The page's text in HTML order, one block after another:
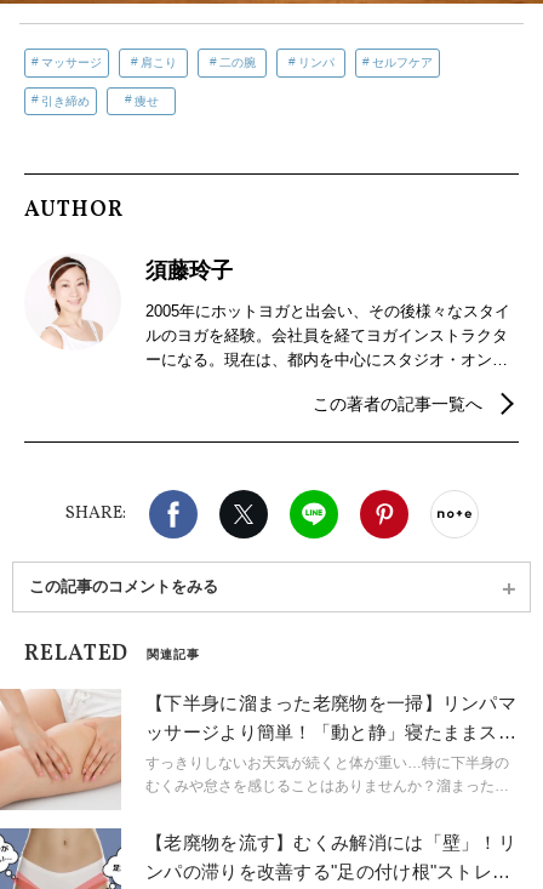
マッサージ 肩こり 二の腕 リンパ セルフケア
引き締め 痩せ
AUTHOR
須藤玲子
2005年にホットヨガと出会い、その後様々なスタイ
ルのヨガを経験。会社員を経てヨガインストラクタ
ーになる。現在は、都内を中心にスタジオ・オンラ
ガまで、静と動（陰と陽）のバランスを大切にヨガ
この著者の記事一覧へ
SHARE:
Facebook X（旧twitter）
LINE Pinterest
この記事のコメントをみる
RELATED 関連記事
【下半身に溜まった老廃物を一掃】リンパマ
ッサージより簡単！「動と静」寝たままスト
レッチ
すっきりしないお天気が続くと体が重い…特に下半身の
むくみや怠さを感じることはありませんか？溜まった水
のリンパマッサージが効果的と言われています。でも、
自分でやると疲れて面倒…。今回はそんな人におすすめ
の、自分の手でマッサージしなくてもOK！寝たままでき
【老廃物を流す】むくみ解消には「壁」！リ
ンパの滞りを改善する"足の付け根"ストレッ